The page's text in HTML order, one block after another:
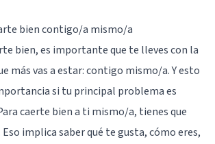
bien contigo/a mismo/a
bien, es importante que te lleves con la
más vas a estar: contigo mismo/a. Y esto
si tu principal problema es
caerte bien a ti mismo/a, tienes que
implica saber qué te gusta, cómo eres,